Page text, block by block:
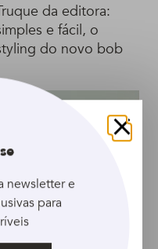
da editora:
e fácil, o
do novo bob
Fechar
newsletter e
para